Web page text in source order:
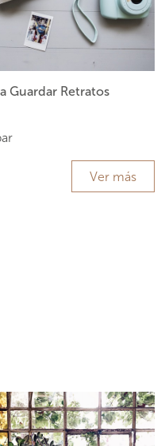
Guardar Retratos
Ver más